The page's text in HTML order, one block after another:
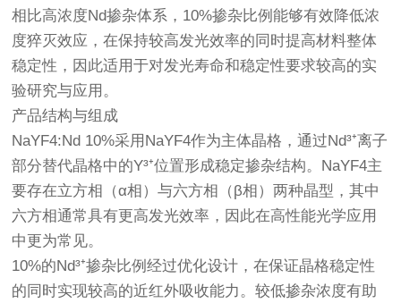
相比高浓度Nd掺杂体系，10%掺杂比例能够有效降低浓
度猝灭效应，在保持较高发光效率的同时提高材料整体
稳定性，因此适用于对发光寿命和稳定性要求较高的实
验研究与应用。
产品结构与组成
NaYF4:Nd 10%采用NaYF4作为主体晶格，通过Nd³⁺离子
部分替代晶格中的Y³⁺位置形成稳定掺杂结构。NaYF4主
要存在立方相（α相）与六方相（β相）两种晶型，其中
六方相通常具有更高发光效率，因此在高性能光学应用
中更为常见。
10%的Nd³⁺掺杂比例经过优化设计，在保证晶格稳定性
的同时实现较高的近红外吸收能力。较低掺杂浓度有助